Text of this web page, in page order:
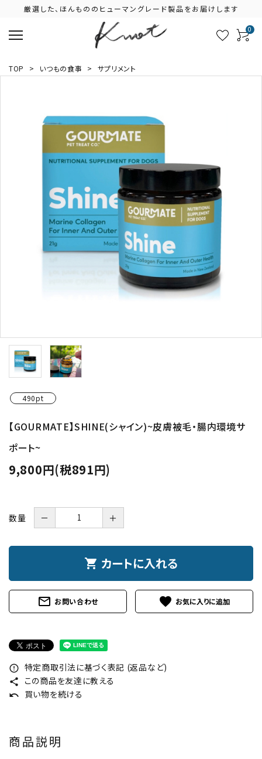
厳選した、ほんもののヒューマングレード製品をお届けします
0
TOP > いつもの食事 > サプリメント
490pt
【GOURMATE】SHINE(シャイン)~皮膚被毛・腸内環境サ
ポート~
9,800円(税891円)
数量 － ＋
shopping_cart カートに入れる
mail_outline お問い合わせ favorite
error_outline 特定商取引法に基づく表記 (返品など)
share この商品を友達に教える
undo 買い物を続ける
商品説明